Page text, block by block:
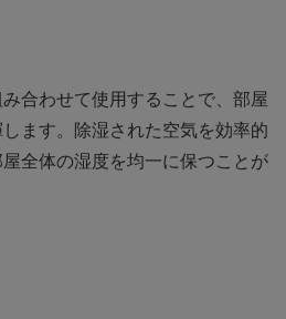
合わせて使用することで、部屋
ます。除湿された空気を効率的
全体の湿度を均一に保つことが